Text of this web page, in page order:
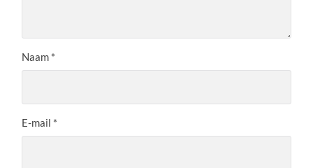
Naam *
E-mail *